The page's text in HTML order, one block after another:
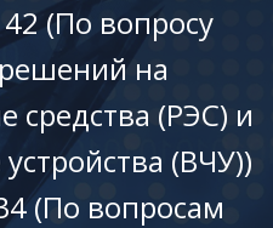
(По вопросу
на
средства (РЭС) и
(ВЧУ))
(По вопросам